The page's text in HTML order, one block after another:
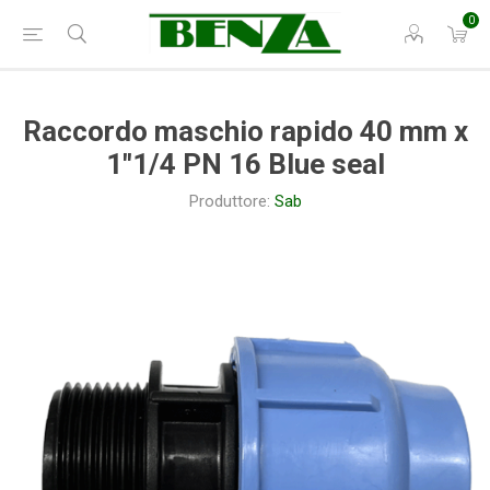
0
Raccordo maschio rapido 40 mm x
1"1/4 PN 16 Blue seal
Produttore: Sab